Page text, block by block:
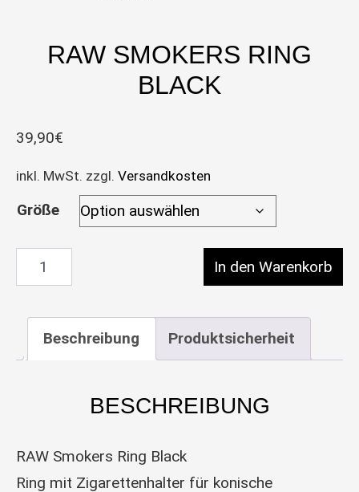
RAW SMOKERS RING
BLACK
39,90€
inkl. MwSt. zzgl. Versandkosten
Größe
RAW Smokers Ring Black Menge
In den Warenkorb
Beschreibung Produktsicherheit
BESCHREIBUNG
RAW Smokers Ring Black
Ring mit Zigarettenhalter für konische